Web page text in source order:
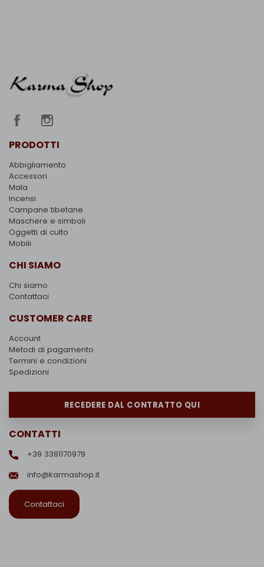
PRODOTTI
Abbigliamento
Accessori
Mala
Incensi
Campane tibetane
Maschere e simboli
Oggetti di culto
Mobili
CHI SIAMO
Chi siamo
Contattaci
CUSTOMER CARE
Account
Metodi di pagamento
Termini e condizioni
Spedizioni
RECEDERE DAL CONTRATTO QUI
CONTATTI
+39 3381170979
info@karmashop.it
Contattaci